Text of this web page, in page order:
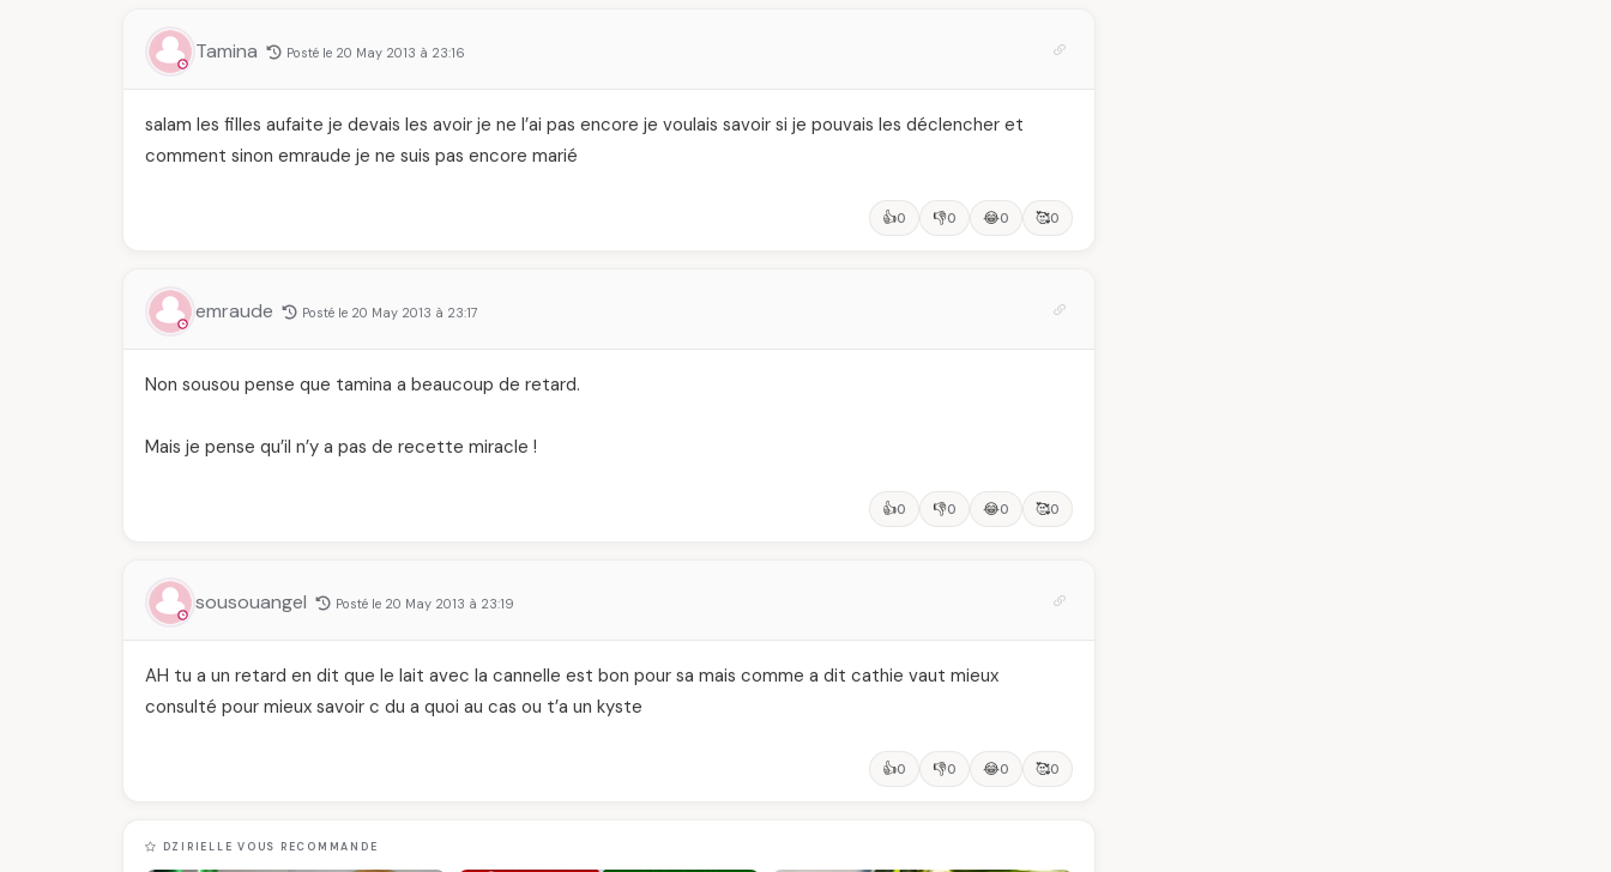
Tamina Posté le 20 May 2013 à 23:16
salam les filles aufaite je devais les avoir je ne l’ai pas encore je voulais savoir si je pouvais les déclencher et
comment sinon emraude je ne suis pas encore marié
👍0 👎0 😂0 🥰0
emraude Posté le 20 May 2013 à 23:17
Non sousou pense que tamina a beaucoup de retard.
Mais je pense qu’il n’y a pas de recette miracle !
👍0 👎0 😂0 🥰0
sousouangel Posté le 20 May 2013 à 23:19
AH tu a un retard en dit que le lait avec la cannelle est bon pour sa mais comme a dit cathie vaut mieux
consulté pour mieux savoir c du a quoi au cas ou t’a un kyste
👍0 👎0 😂0 🥰0
DZIRIELLE VOUS RECOMMANDE